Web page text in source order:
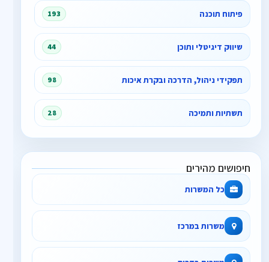
פיתוח תוכנה 193
שיווק דיגיטלי ותוכן 44
תפקידי ניהול, הדרכה ובקרת איכות 98
תשתיות ותמיכה 28
חיפושים מהירים
כל המשרות
משרות במרכז